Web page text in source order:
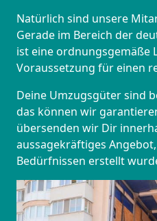
Natürlich sind unsere
Gerade im Bereich der
ist eine ordnungsgemäße
Voraussetzung für einen
Deine Umzugsgüter sind
das können wir
übersenden wir Dir
aussagekräftiges
Bedürfnissen erstellt